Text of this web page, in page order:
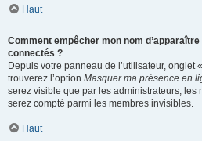
Haut
Comment empêcher mon nom
connectés ?
Depuis votre panneau de l’utilisateur, onglet
trouverez l’option Masquer ma présence en
serez visible que par les administrateurs, les
serez compté parmi les membres invisibles.
Haut